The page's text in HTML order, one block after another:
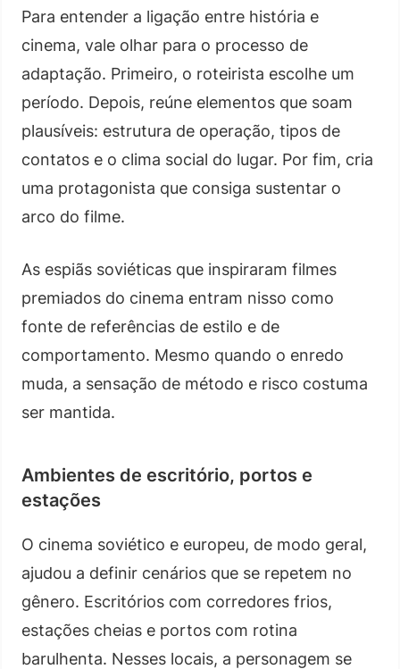
Para entender a ligação entre história e
cinema, vale olhar para o processo de
adaptação. Primeiro, o roteirista escolhe um
período. Depois, reúne elementos que soam
plausíveis: estrutura de operação, tipos de
contatos e o clima social do lugar. Por fim, cria
uma protagonista que consiga sustentar o
arco do filme.
As espiãs soviéticas que inspiraram filmes
premiados do cinema entram nisso como
fonte de referências de estilo e de
comportamento. Mesmo quando o enredo
muda, a sensação de método e risco costuma
ser mantida.
Ambientes de escritório, portos e
estações
O cinema soviético e europeu, de modo geral,
ajudou a definir cenários que se repetem no
gênero. Escritórios com corredores frios,
estações cheias e portos com rotina
barulhenta. Nesses locais, a personagem se